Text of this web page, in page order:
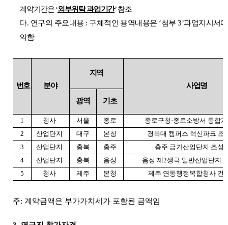
계약기간은‘외부위탁 과업기간’참조
다. 연구의 주요내용 : 구체적인 용역내용은 ‘첨부3’과업지시서에
의함
번호 분야
지역
사업명
광역
기초
1 청사 서울 종로 종로구청 ·종로소방서 통합
2
산업단지 대구 본청
경북대 캠퍼스 혁신파크 조
3
산업단지 충북 충주
충주 금가산업단지 조성
4
산업단지 충북 음성 음성 제2생극 일반산업단지
5
청사 제주 본청 제주 연동행정복합청사 건
주: 계약금액은 부가가치세가 포함된 금액임